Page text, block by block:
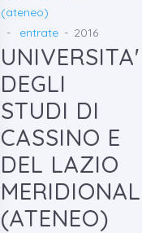
(ateneo)
entrate
2016
UNIVERSITA'
DEGLI
STUDI DI
CASSINO E
DEL LAZIO
(ATENEO)